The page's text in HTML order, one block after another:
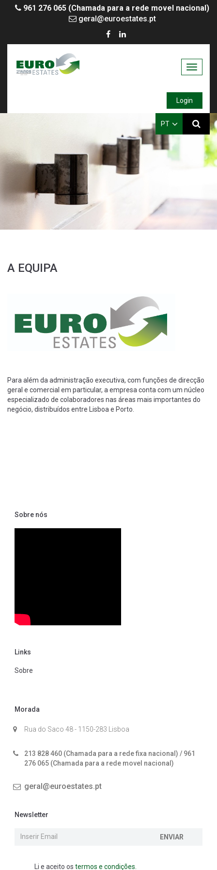
961 276 065 (Chamada para a rede movel nacional)
geral@euroestates.pt
Toggle
Login
PT
A EQUIPA
Para além da administração executiva, com funções de direcção
geral e comercial em particular, a empresa conta com um núcleo
especializado de colaboradores nas áreas mais importantes do
negócio, distribuídos entre Lisboa e Porto.
Sobre nós
Links
Sobre
Morada
Rua do Saco 48 - 1150-283 Lisboa
213 828 460 (Chamada para a rede fixa nacional) / 961
276 065 (Chamada para a rede movel nacional)
geral@euroestates.pt
Newsletter
ENVIAR
Li e aceito os termos e condições.